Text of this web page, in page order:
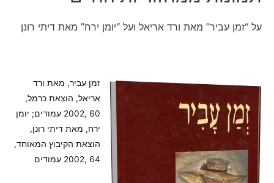
על “זמן עביר” מאת ורד אריאל ועל “יומן ירח” מאת דיתי רונן
זמן עביר, מאת ורד
אריאל, הוצאת כרמל,
60 ,2002 עמודים; יומן
ירח, מאת דיתי רונן,
הוצאת הקיבוץ המאוחד,
64 ,2002 עמודים